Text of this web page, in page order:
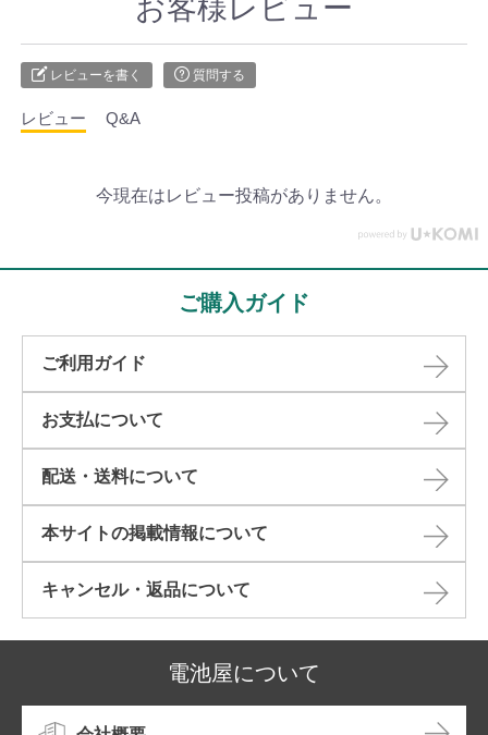
お客様レビュー
レビューを書く 質問する
レビュー Q&A
今現在はレビュー投稿がありません。
ご購入ガイド
ご利用ガイド
お支払について
配送・送料について
本サイトの掲載情報について​
キャンセル・返品について​
電池屋について